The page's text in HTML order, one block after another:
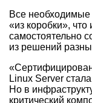
Все необходимые
«из коробки», что
самостоятельно
из решений
Linux Server
Но в
критический